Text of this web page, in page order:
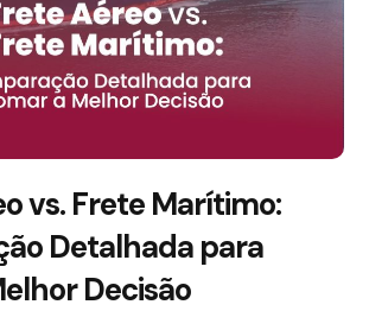
vs. Frete Marítimo:
Detalhada para
Decisão